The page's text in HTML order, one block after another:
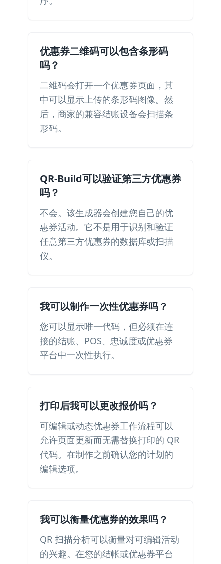
优惠券二维码可以包含条形码
吗？
二维码会打开一个优惠券页面，其
中可以显示上传的条形码图像。然
后，商家的兼容结账设备会扫描条
形码。
QR-Build可以验证第三方优惠券
吗？
不会。该生成器会创建您自己的优
惠券活动。它不是用于识别和验证
任意第三方优惠券的数据库或扫描
仪。
我可以制作一次性优惠券吗？
您可以显示唯一代码，但必须在连
接的结账、POS、忠诚度或优惠券
平台中一次性执行。
打印后我可以更改报价吗？
可编辑或动态优惠券工作流程可以
允许页面更新而无需替换打印的 QR
代码。在制作之前确认您的计划的
编辑选项。
我可以衡量优惠券的效果吗？
QR 扫描分析可以衡量对可编辑活动
的兴趣。在您的结帐或优惠券平台